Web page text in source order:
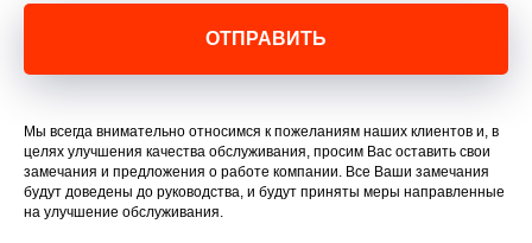
ОТПРАВИТЬ
Мы всегда внимательно относимся к пожеланиям наших клиентов и, в
целях улучшения качества обслуживания, просим Вас оставить свои
замечания и предложения о работе компании. Все Ваши замечания
будут доведены до руководства, и будут приняты меры направленные
на улучшение обслуживания.